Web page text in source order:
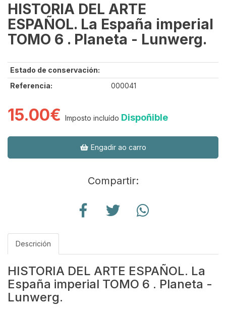
HISTORIA DEL ARTE
ESPAÑOL. La España imperial
TOMO 6 . Planeta - Lunwerg.
Estado de conservación:
Referencia:
000041
15.00€ Imposto incluído Dispoñible
Engadir ao carro
Compartir:
Descrición
HISTORIA DEL ARTE ESPAÑOL. La
España imperial TOMO 6 . Planeta -
Lunwerg.